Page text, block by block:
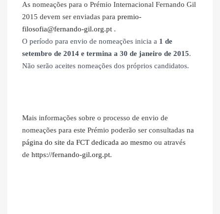
As nomeações para o Prémio Internacional Fernando Gil
2015 devem ser enviadas para premio-
filosofia@fernando-gil.org.pt .
O período para envio de nomeações inicia a 1 de
setembro de 2014 e termina a 30 de janeiro de 2015.
Não serão aceites nomeações dos próprios candidatos.
Mais informações sobre o processo de envio de
nomeações para este Prémio poderão ser consultadas na
página do site da FCT dedicada ao mesmo ou através
de https://fernando-gil.org.pt.